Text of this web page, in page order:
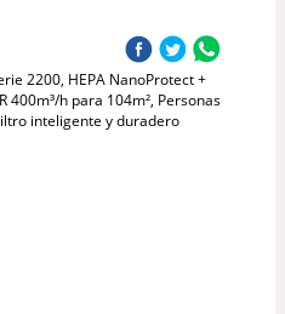
2200, HEPA NanoProtect +
400m³/h para 104m², Personas
inteligente y duradero